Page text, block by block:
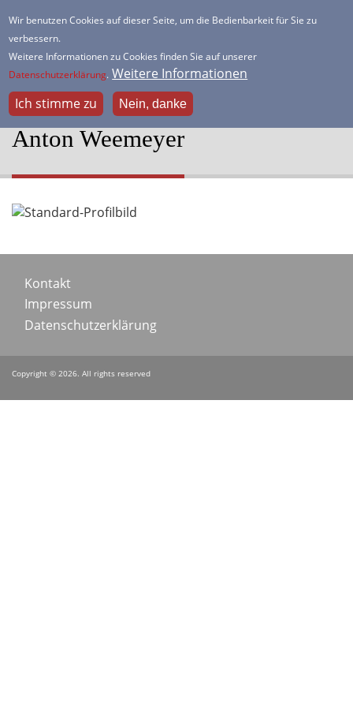
Wir benutzen Cookies auf dieser Seite, um die Bedienbarkeit für Sie zu
verbessern.
Weitere Informationen zu Cookies finden Sie auf unserer
Datenschutzerklärung. Weitere Informationen
Ich stimme zu
Nein, danke
zum
Inhalt
Dein freundlicher Schachverein
Anton Weemeyer
Portraitbild
Footer
menu
Kontakt
Impressum
Datenschutzerklärung
Copyright © 2026. All rights reserved